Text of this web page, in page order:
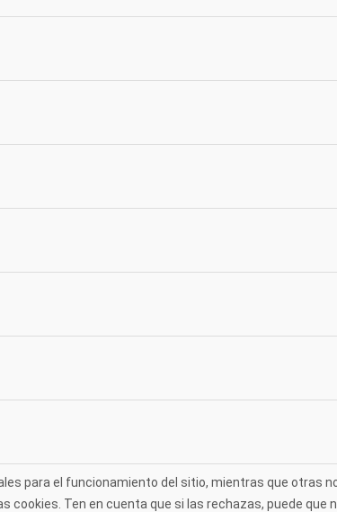
para el funcionamiento del sitio, mientras que otras
Ten en cuenta que si las rechazas, puede que